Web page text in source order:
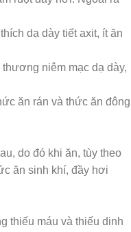
dạ dày tiết axit, ít ăn
niêm mạc dạ dày,
ăn rán và thức ăn đông
do đó khi ăn, tùy theo
ăn sinh khí, đầy hơi
thiếu máu và thiếu dinh